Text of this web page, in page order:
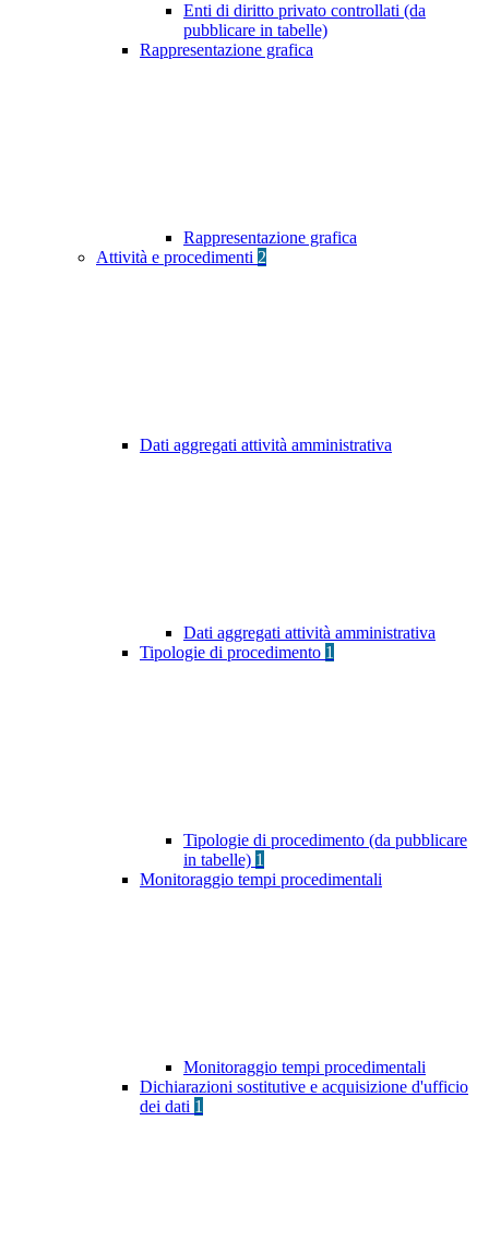
Enti di diritto privato controllati (da
pubblicare in tabelle)
Rappresentazione grafica
Rappresentazione grafica
Attività e procedimenti 2
Dati aggregati attività amministrativa
Dati aggregati attività amministrativa
Tipologie di procedimento 1
Tipologie di procedimento (da pubblicare
in tabelle) 1
Monitoraggio tempi procedimentali
Monitoraggio tempi procedimentali
Dichiarazioni sostitutive e acquisizione d'ufficio
dei dati 1